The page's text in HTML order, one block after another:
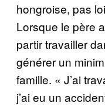
hongroise, pas
Lorsque le père
partir travailler
générer un
famille. « J’ai
j’ai eu un